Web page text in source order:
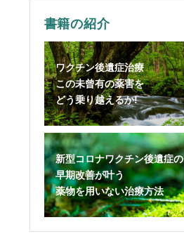
書籍の紹介
ワクチン後遺症治療
この未曾有の薬害を
どう乗り越えるか!
新型コロナワクチン後遺症の
早期改善が叶う
薬物を用いない治療方法